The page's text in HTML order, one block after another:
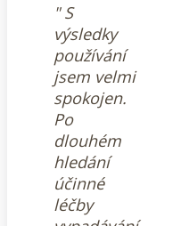
" S
výsledky
používání
jsem velmi
spokojen.
Po
dlouhém
hledání
účinné
léčby